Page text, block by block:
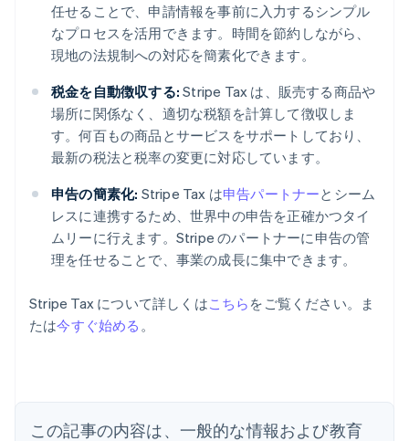
任せることで、申請情報を事前に入力するシンプル
なプロセスを活用できます。時間を節約しながら、
現地の法規制への対応を簡素化できます。
税金を自動徴収する: Stripe Tax は、販売する商品や
場所に関係なく、適切な税額を計算して徴収しま
す。何百もの商品とサービスをサポートしており、
最新の税法と税率の変更に対応しています。
申告の簡素化: Stripe Tax は申告パートナーとシーム
レスに連携するため、世界中の申告を正確かつタイ
ムリーに行えます。Stripe のパートナーに申告の管
理を任せることで、事業の成長に集中できます。
Stripe Tax について詳しくはこちら をご覧ください。ま
たは今すぐ始める 。
この記事の内容は、一般的な情報および教育
アイルランド
English
English
イギリス